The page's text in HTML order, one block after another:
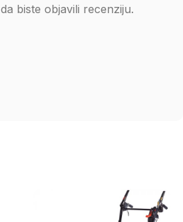
da biste objavili recenziju.